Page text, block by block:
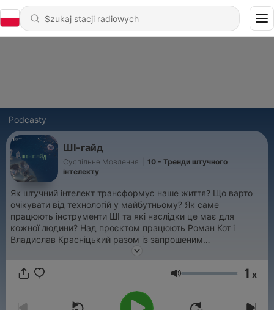
Podcasty
ШІ-гайд
Суспільне Мовлення
10 - Тренди штучного
інтелекту
Як штучний інтелект трансформує наше життя? Що варто
очікувати від технологій у майбутньому? Як саме
працюють інструменти ШІ та які наслідки це має для
кожної людини? Над проєктом працюють Роман Кот і
Владислав Красніцький разом із запрошеним
консультантом Олексієм Мінаковим.
Głośność 1 x